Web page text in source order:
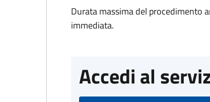
Durata massima del procedimento
immediata.
Accedi al